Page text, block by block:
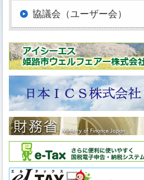
協議会（ユーザー会）